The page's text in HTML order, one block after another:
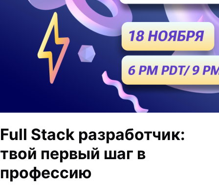
Full Stack разработчик:
твой первый шаг в
профессию